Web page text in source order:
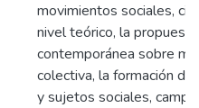
movimientos sociales,
nivel teórico, la
contemporánea sobre
colectiva, la formación
y sujetos sociales,